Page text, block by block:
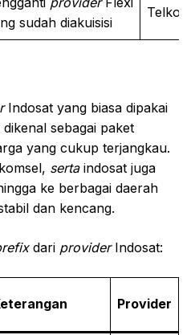
sudah diakuisisi
Indosat yang biasa dipakai
sebagai paket
yang cukup terjangkau.
sertaindosat juga
ke berbagai daerah
dan kencang.
dari provider Indosat:
Provider